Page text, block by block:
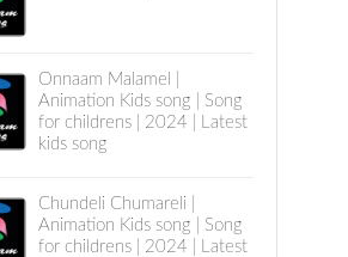
Onnaam Malamel |
Animation Kids song | Song
for childrens | 2024 | Latest
kids song
Chundeli Chumareli |
Animation Kids song | Song
for childrens | 2024 | Latest